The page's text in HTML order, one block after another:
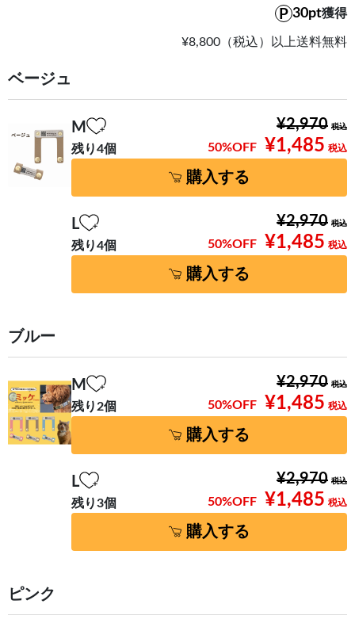
30pt獲得
¥8,800（税込）以上送料無料
ベージュ
M
残り4個
¥2,970
¥1,485
50%OFF
購入する
L
残り4個
¥2,970
¥1,485
50%OFF
購入する
ブルー
M
残り2個
¥2,970
¥1,485
50%OFF
購入する
L
残り3個
¥2,970
¥1,485
50%OFF
購入する
ピンク